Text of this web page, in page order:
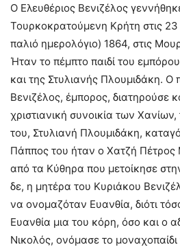
Ο Ελευθέριος Βενιζέλος
Τουρκοκρατούμενη Κρήτη στις
παλιό ημερολόγιο) 1864, στις
Ήταν το πέμπτο παιδί του
και της Στυλιανής Πλουμιδάκη. Ο
Βενιζέλος, έμπορος, διατηρούσε
χριστιανική συνοικία των
του, Στυλιανή Πλουμιδάκη,
Πάππος του ήταν ο Χατζή Πέτρος
από τα Κύθηρα που μετοίκησε
δε, η μητέρα του Κυριάκου
να ονομαζόταν Ευανθία, διότι
Ευανθία μια του κόρη, όσο και ο
Νικολός, ονόμασε το